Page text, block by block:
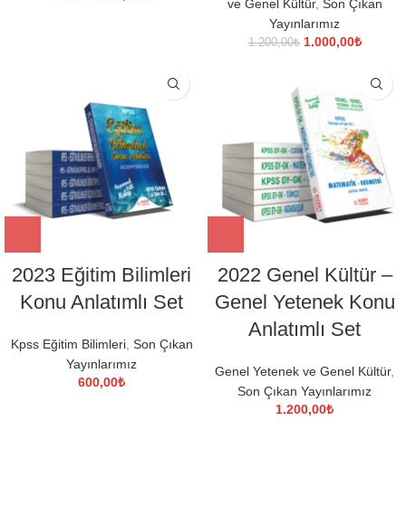
ve Genel Kültür, Son Çıkan
Yayınlarımız
1.200,00₺ Orijinal
1.000,00₺Şu
2023 Eğitim Bilimleri
Konu Anlatımlı Set
Kpss Eğitim Bilimleri, Son Çıkan
Yayınlarımız
600,00₺
2022 Genel Kültür –
Genel Yetenek Konu
Anlatımlı Set
Genel Yetenek ve Genel Kültür,
Son Çıkan Yayınlarımız
1.200,00₺